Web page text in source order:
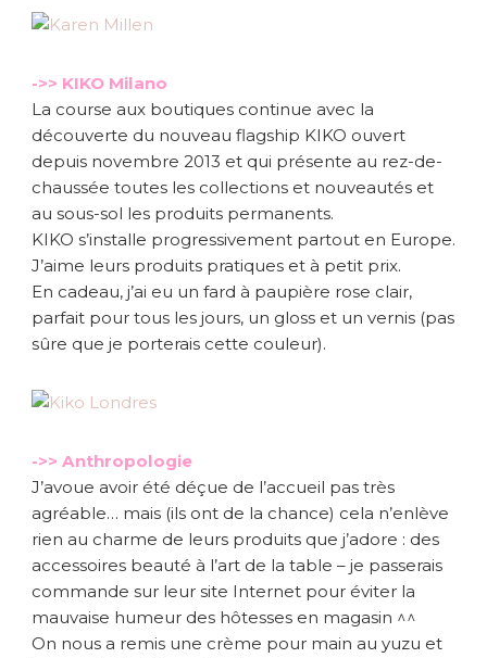
->> KIKO Milano
La course aux boutiques continue avec la
découverte du nouveau flagship KIKO ouvert
depuis novembre 2013 et qui présente au rez-de-
chaussée toutes les collections et nouveautés et
au sous-sol les produits permanents.
KIKO s’installe progressivement partout en Europe.
J’aime leurs produits pratiques et à petit prix.
En cadeau, j’ai eu un fard à paupière rose clair,
parfait pour tous les jours, un gloss et un vernis (pas
sûre que je porterais cette couleur).
->> Anthropologie
J’avoue avoir été déçue de l’accueil pas très
agréable… mais (ils ont de la chance) cela n’enlève
rien au charme de leurs produits que j’adore : des
accessoires beauté à l’art de la table – je passerais
commande sur leur site Internet pour éviter la
mauvaise humeur des hôtesses en magasin ^^
On nous a remis une crème pour main au yuzu et